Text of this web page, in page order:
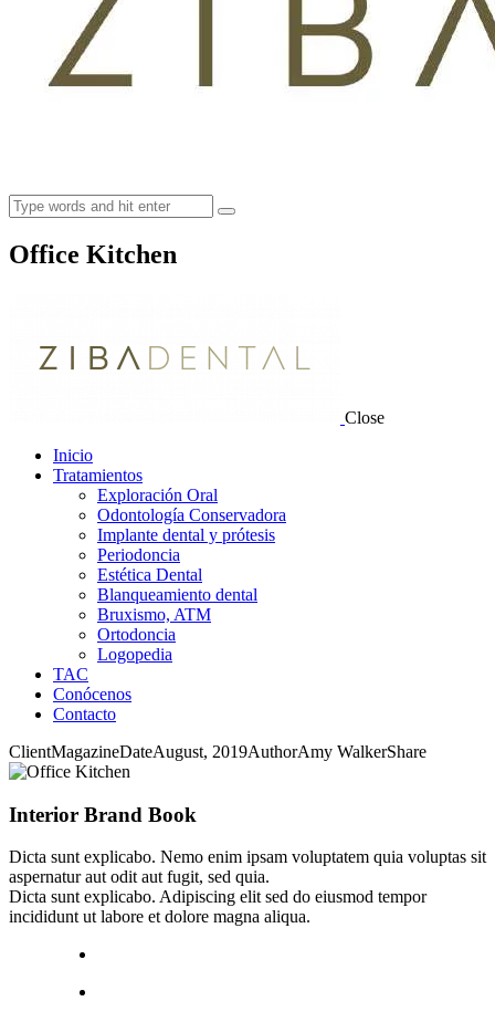
Office Kitchen
Close
Inicio
Tratamientos
Exploración Oral
Odontología Conservadora
Implante dental y prótesis
Periodoncia
Estética Dental
Blanqueamiento dental
Bruxismo, ATM
Ortodoncia
Logopedia
TAC
Conócenos
Contacto
ClientMagazineDateAugust, 2019AuthorAmy WalkerShare
Interior Brand Book
Dicta sunt explicabo. Nemo enim ipsam voluptatem quia voluptas sit
aspernatur aut odit aut fugit, sed quia.
Dicta sunt explicabo. Adipiscing elit sed do eiusmod tempor
incididunt ut labore et dolore magna aliqua.